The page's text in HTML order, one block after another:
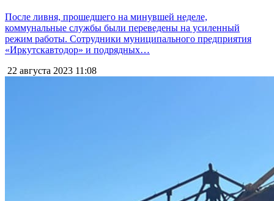
После ливня, прошедшего на минувшей неделе,
коммунальные службы были переведены на усиленный
режим работы. Сотрудники муниципального предприятия
«Иркутскавтодор» и подрядных…
22 августа 2023 11:08